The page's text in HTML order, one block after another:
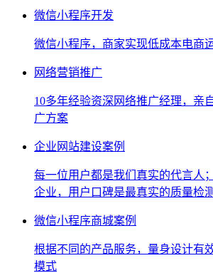
微信小程序开发
微信小程序，商家实现低成本电商
网络营销推广
10多年经验资深网络推广经理，亲
广方案
企业网站建设案例
每一位用户都是我们真实的代言人
企业，用户口碑是最真实的质量检测
微信小程序商城案例
根据不同的产品服务，量身设计有
模式